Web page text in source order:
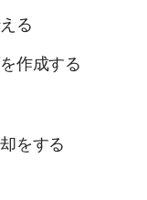
る
作成する
をする